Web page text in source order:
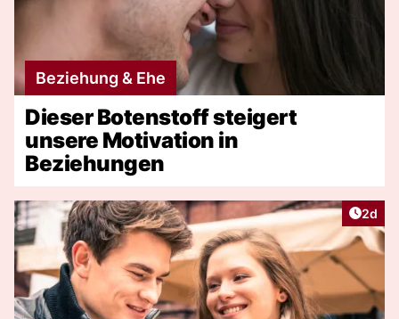
Beziehung & Ehe
Dieser Botenstoff steigert
unsere Motivation in
Beziehungen
2d